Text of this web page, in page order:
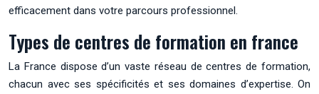
efficacement dans votre parcours professionnel.
Types de centres de formation en france
La France dispose d’un vaste réseau de centres de formation,
chacun avec ses spécificités et ses domaines d’expertise. On